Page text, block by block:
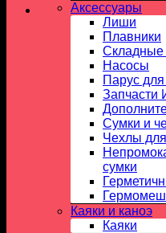
Аксессуары
Лиши
Плавники
Складные
Насосы
Парус
Запчасти
Сумки и
Чехлы
сумки
Каяки и каноэ
Каяки